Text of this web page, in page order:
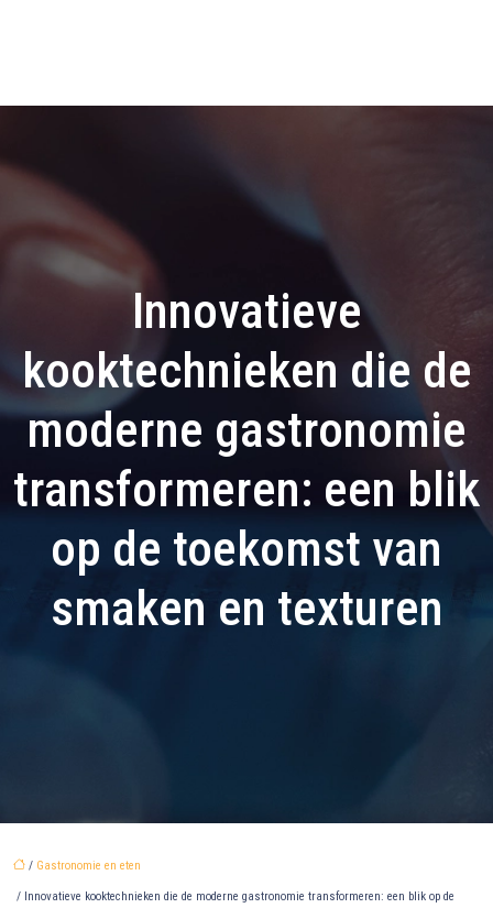
Innovatieve
kooktechnieken die de
moderne gastronomie
transformeren: een blik
op de toekomst van
smaken en texturen
/ Gastronomie en eten
/ Innovatieve kooktechnieken die de moderne gastronomie transformeren: een blik op de